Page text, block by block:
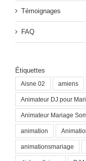
Témoignages
FAQ
Étiquettes
Aisne 02 amiens
Animateur DJ pour
Animateur Mariage
animation
animationsmariage